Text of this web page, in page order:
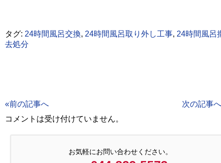
タグ: 24時間風呂交換, 24時間風呂取り外し工事, 24時間風呂
去処分
«前の記事へ
次の記事
コメントは受け付けていません。
お気軽にお問い合わせください。